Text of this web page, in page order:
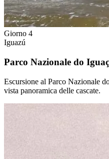
Giorno 4
Iguazú
Parco Nazionale do
Escursione al Parco Nazionale
vista panoramica delle cascate.